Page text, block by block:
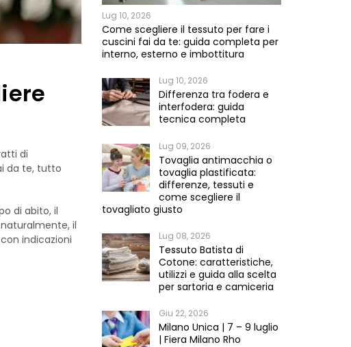
di
da te, tutto
di abito, il
il
indicazioni
Lug 10, 2026
Come scegliere il tessuto per fare i
cuscini fai da te: guida completa per
interno, esterno e imbottitura
Lug 10, 2026
Differenza tra fodera e
interfodera: guida
tecnica completa
Lug 09, 2026
Tovaglia antimacchia o
tovaglia plastificata:
differenze, tessuti e
come scegliere il
tovagliato giusto
Lug 08, 2026
Tessuto Batista di
Cotone: caratteristiche,
utilizzi e guida alla scelta
per sartoria e camiceria
Giu 22, 2026
Milano Unica | 7 – 9 luglio
| Fiera Milano Rho